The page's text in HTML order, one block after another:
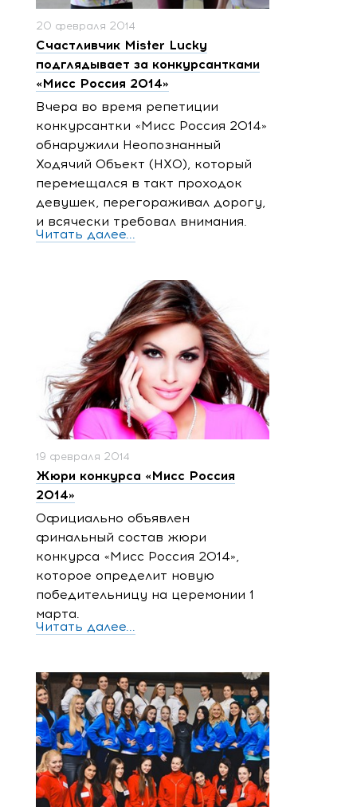
20 февраля 2014
Счастливчик Mister Lucky
подглядывает за конкурсантками
«Мисс Россия 2014»
Вчера во время репетиции
конкурсантки «Мисс Россия 2014»
обнаружили Неопознанный
Ходячий Объект (НХО), который
перемещался в такт проходок
девушек, перегораживал дорогу,
и всячески требовал внимания.
Читать далее...
19 февраля 2014
Жюри конкурса «Мисс Россия
2014»
Официально объявлен
финальный состав жюри
конкурса «Мисс Россия 2014»,
которое определит новую
победительницу на церемонии 1
марта.
Читать далее...